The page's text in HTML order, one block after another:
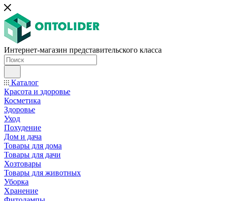
Интернет-магазин представительского класса
Каталог
Красота и здоровье
Косметика
Здоровье
Уход
Похудение
Дом и дача
Товары для дома
Товары для дачи
Хозтовары
Товары для животных
Уборка
Хранение